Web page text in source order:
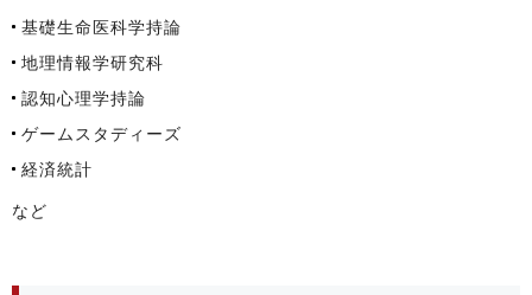
基礎生命医科学持論
地理情報学研究科
認知心理学持論
ゲームスタディーズ
経済統計
など